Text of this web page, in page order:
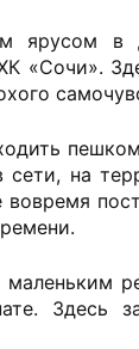
в
«Сочи».
сети, на
Здесь